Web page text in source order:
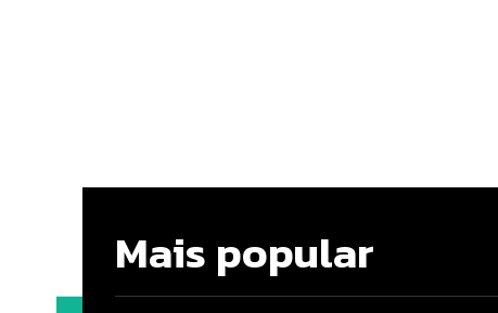
Mais popular